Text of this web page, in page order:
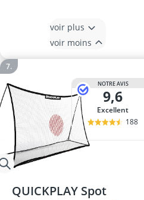
voir plus
voir moins
NOTRE AVIS
9,6
Excellent
188
QUICKPLAY Spot